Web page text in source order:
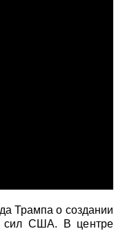
Трампа о создании
сил США. В центре